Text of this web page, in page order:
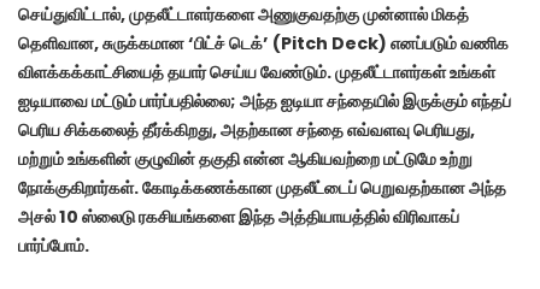
செய்துவிட்டால், முதலீட்டாளர்களை அணுகுவதற்கு முன்னால் மிகத்
தெளிவான, சுருக்கமான ‘பிட்ச் டெக்’ (Pitch Deck) எனப்படும் வணிக
விளக்கக்காட்சியைத் தயார் செய்ய வேண்டும். முதலீட்டாளர்கள் உங்கள்
ஐடியாவை மட்டும் பார்ப்பதில்லை; அந்த ஐடியா சந்தையில் இருக்கும் எந்தப்
பெரிய சிக்கலைத் தீர்க்கிறது, அதற்கான சந்தை எவ்வளவு பெரியது,
மற்றும் உங்களின் குழுவின் தகுதி என்ன ஆகியவற்றை மட்டுமே உற்று
நோக்குகிறார்கள். கோடிக்கணக்கான முதலீட்டைப் பெறுவதற்கான அந்த
அசல் 10 ஸ்லைடு ரகசியங்களை இந்த அத்தியாயத்தில் விரிவாகப்
பார்ப்போம்.